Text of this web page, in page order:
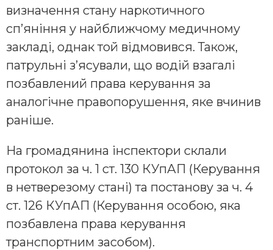
визначення стану наркотичного
сп’яніння у найближчому медичному
закладі, однак той відмовився. Також,
патрульні з’ясували, що водій взагалі
позбавлений права керування за
аналогічне правопорушення, яке вчинив
раніше.
На громадянина інспектори склали
протокол за ч. 1 ст. 130 КУпАП (Керування
в нетверезому стані) та постанову за ч. 4
ст. 126 КУпАП (Керування особою, яка
позбавлена права керування
транспортним засобом).